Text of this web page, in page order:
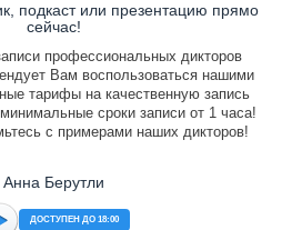
подкаст или презентацию прямо
сейчас!
профессиональных дикторов
Вам воспользоваться нашими
тарифы на качественную запись
сроки записи от 1 часа!
с примерами наших дикторов!
Анна Берутли
ДОСТУПЕН ДО 18:00